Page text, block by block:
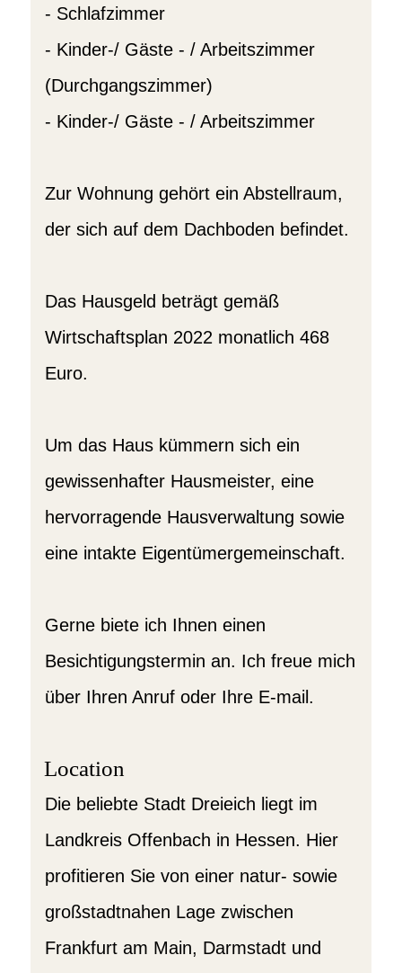
- Schlafzimmer
- Kinder-/ Gäste - / Arbeitszimmer
(Durchgangszimmer)
- Kinder-/ Gäste - / Arbeitszimmer
Zur Wohnung gehört ein Abstellraum,
der sich auf dem Dachboden befindet.
Das Hausgeld beträgt gemäß
Wirtschaftsplan 2022 monatlich 468
Euro.
Um das Haus kümmern sich ein
gewissenhafter Hausmeister, eine
hervorragende Hausverwaltung sowie
eine intakte Eigentümergemeinschaft.
Gerne biete ich Ihnen einen
Besichtigungstermin an. Ich freue mich
über Ihren Anruf oder Ihre E-mail.
Location
Die beliebte Stadt Dreieich liegt im
Landkreis Offenbach in Hessen. Hier
profitieren Sie von einer natur- sowie
großstadtnahen Lage zwischen
Frankfurt am Main, Darmstadt und